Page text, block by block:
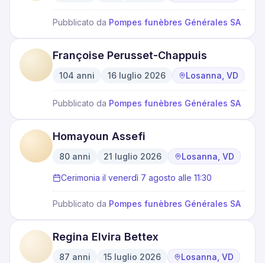
Pubblicato da Pompes funèbres Générales SA
Françoise Perusset-Chappuis
104 anni 16 luglio 2026 Losanna, VD
Pubblicato da Pompes funèbres Générales SA
Homayoun Assefi
80 anni 21 luglio 2026 Losanna, VD
Cerimonia il venerdì 7 agosto alle 11:30
Pubblicato da Pompes funèbres Générales SA
Regina Elvira Bettex
87 anni 15 luglio 2026 Losanna, VD